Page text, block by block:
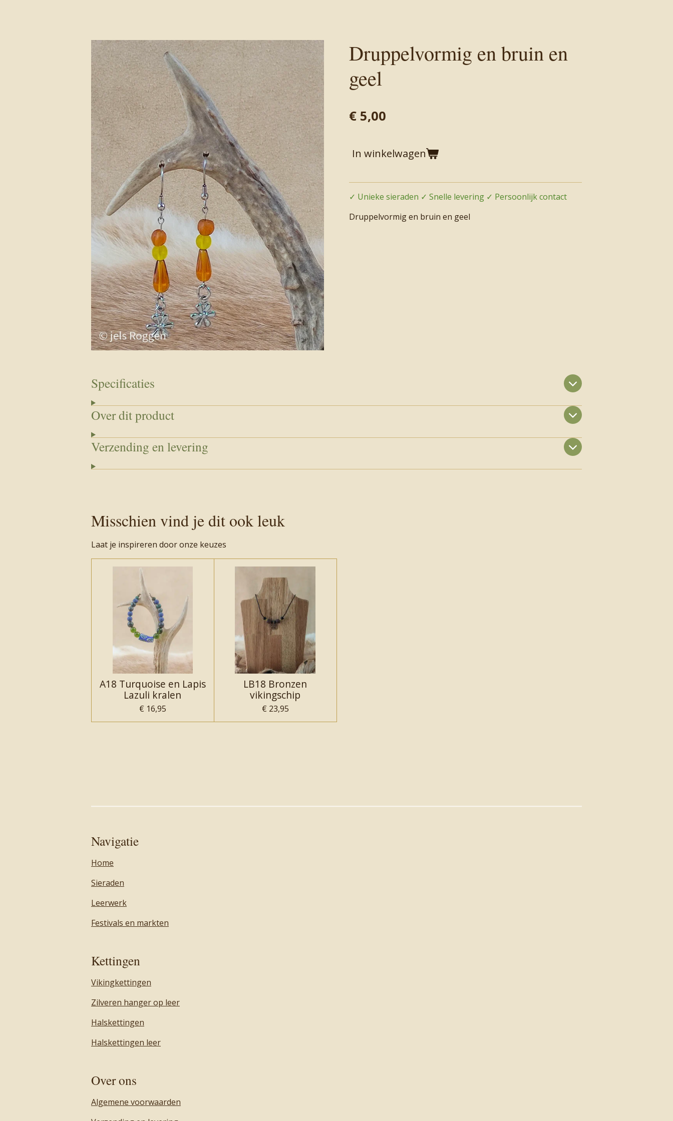
Druppelvormig en bruin en
geel
€ 5,00
In winkelwagen
✓ Unieke sieraden ✓ Snelle levering ✓ Persoonlijk contact
Druppelvormig en bruin en geel
Specificaties
Over dit product
Verzending en levering
Misschien vind je dit ook leuk
Laat je inspireren door onze keuzes
A18 Turquoise en Lapis
Lazuli kralen
€ 16,95
LB18 Bronzen
vikingschip
€ 23,95
Navigatie
Home
Sieraden
Leerwerk
Festivals en markten
Kettingen
Vikingkettingen
Zilveren hanger op leer
Halskettingen
Halskettingen leer
Over ons
Algemene voorwaarden